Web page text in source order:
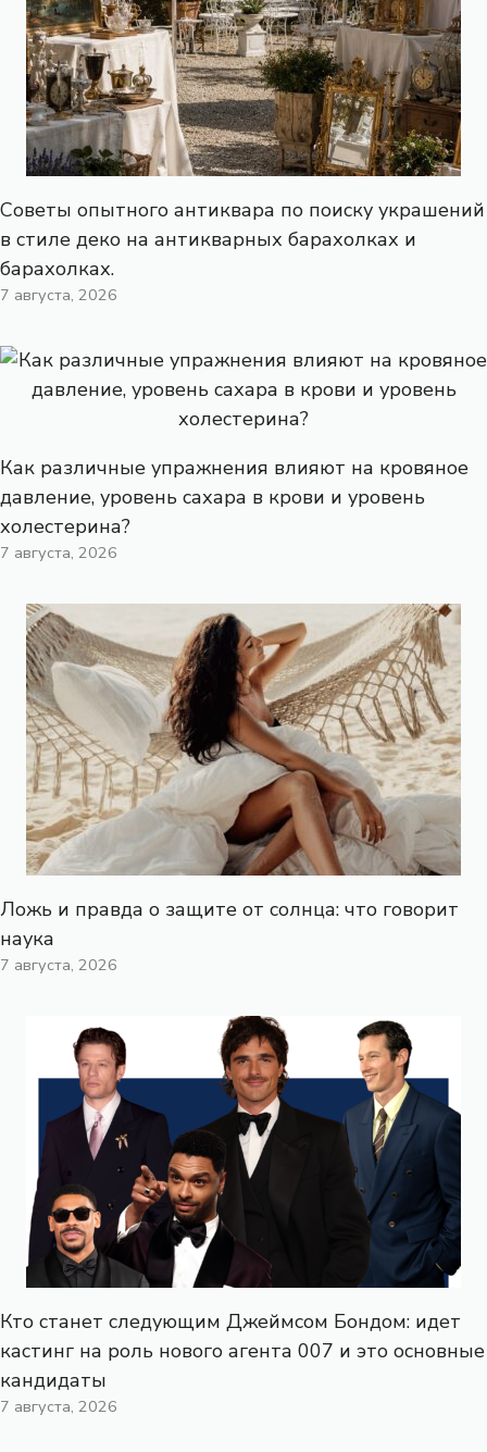
Советы опытного антиквара по поиску украшений
в стиле деко на антикварных барахолках и
барахолках.
7 августа, 2026
Как различные упражнения влияют на кровяное
давление, уровень сахара в крови и уровень
холестерина?
7 августа, 2026
Ложь и правда о защите от солнца: что говорит
наука
7 августа, 2026
Кто станет следующим Джеймсом Бондом: идет
кастинг на роль нового агента 007 и это основные
кандидаты
7 августа, 2026